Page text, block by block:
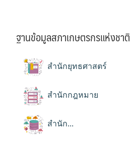
ฐานข้อมูลสภาเกษตรกรแห่งชาติ
สำนักยุทธศาสตร์
สำนักกฎหมาย
สำนัก...